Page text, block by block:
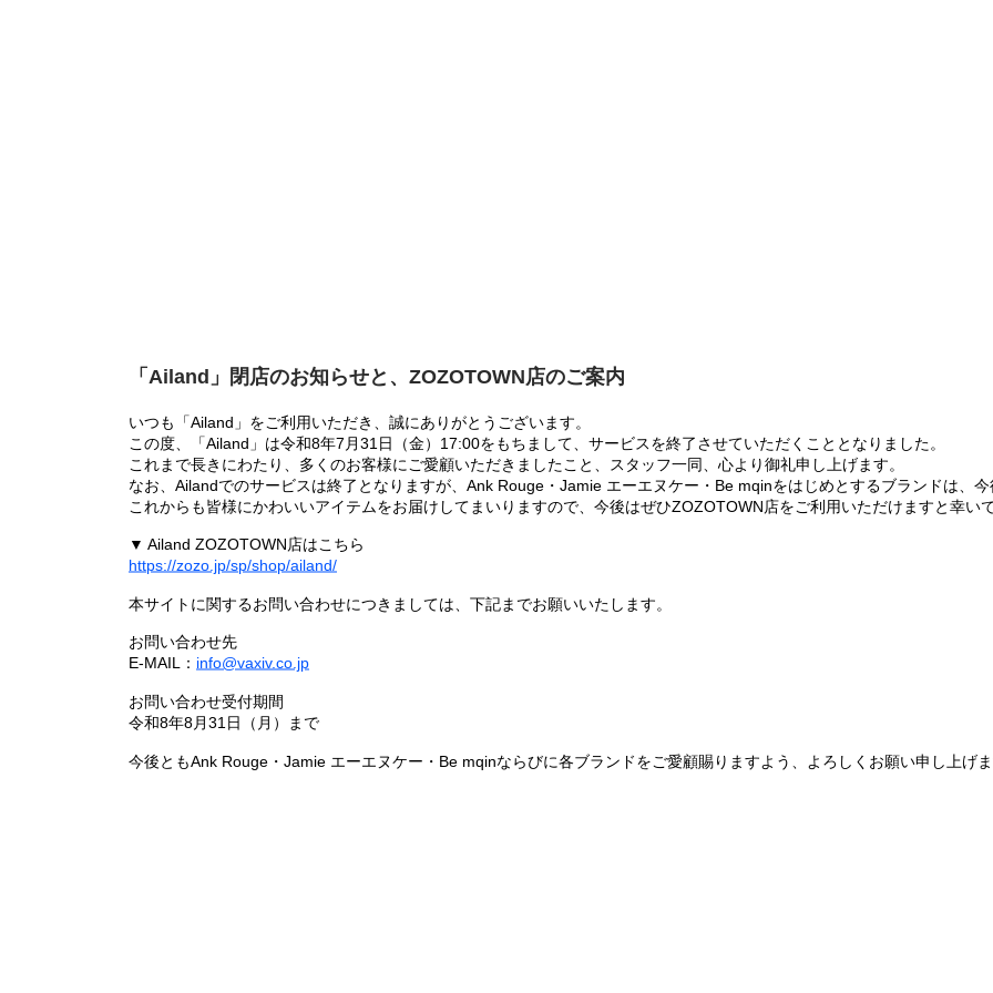
「Ailand」閉店のお知らせと、ZOZOTOWN店のご案内
いつも「Ailand」をご利用いただき、誠にありがとうございます。
この度、「Ailand」は令和8年7月31日（金）17:00をもちまして、サービスを終了させていただくこととなりました。
これまで長きにわたり、多くのお客様にご愛顧いただきましたこと、スタッフ一同、心より御礼申し上げます。
なお、Ailandでのサービスは終了となりますが、Ank Rouge・Jamie エーエヌケー・Be mqinをはじめとするブランドは、
これからも皆様にかわいいアイテムをお届けしてまいりますので、今後はぜひZOZOTOWN店をご利用いただけますと幸いで
▼ Ailand ZOZOTOWN店はこちら
https://zozo.jp/sp/shop/ailand/
本サイトに関するお問い合わせにつきましては、下記までお願いいたします。
お問い合わせ先
E-MAIL： info@vaxiv.co.jp
お問い合わせ受付期間
令和8年8月31日（月）まで
今後ともAnk Rouge・Jamie エーエヌケー・Be mqinならびに各ブランドをご愛顧賜りますよう、よろしくお願い申し上げま